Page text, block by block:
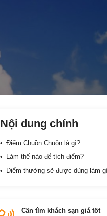
Nội dung chính
Điểm Chuồn Chuồn là gì?
Làm thế nào để tích điểm?
Điểm thưởng sẽ được dùng làm
Cần tìm khách sạn giá tốt